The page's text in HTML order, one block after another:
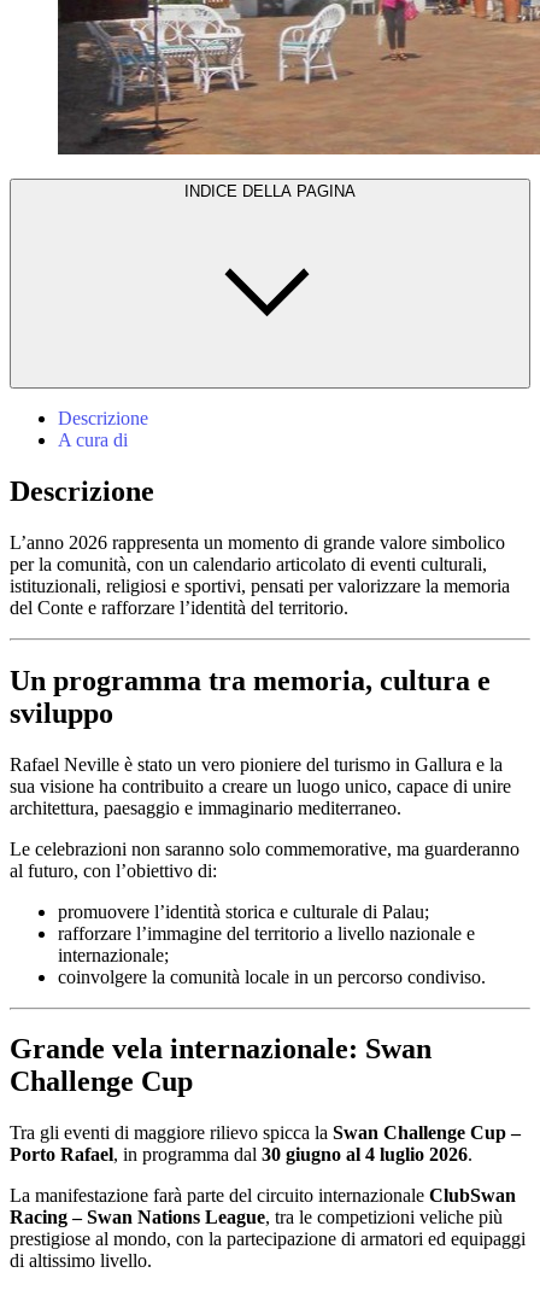
INDICE DELLA PAGINA
Descrizione
A cura di
Descrizione
L’anno 2026 rappresenta un momento di grande valore simbolico
per la comunità, con un calendario articolato di eventi culturali,
istituzionali, religiosi e sportivi, pensati per valorizzare la memoria
del Conte e rafforzare l’identità del territorio.
Un programma tra memoria, cultura e
sviluppo
Rafael Neville è stato un vero pioniere del turismo in Gallura e la
sua visione ha contribuito a creare un luogo unico, capace di unire
architettura, paesaggio e immaginario mediterraneo.
Le celebrazioni non saranno solo commemorative, ma guarderanno
al futuro, con l’obiettivo di:
promuovere l’identità storica e culturale di Palau;
rafforzare l’immagine del territorio a livello nazionale e
internazionale;
coinvolgere la comunità locale in un percorso condiviso.
Grande vela internazionale: Swan
Challenge Cup
Tra gli eventi di maggiore rilievo spicca la Swan Challenge Cup –
Porto Rafael, in programma dal 30 giugno al 4 luglio 2026.
La manifestazione farà parte del circuito internazionale ClubSwan
Racing – Swan Nations League, tra le competizioni veliche più
prestigiose al mondo, con la partecipazione di armatori ed equipaggi
di altissimo livello.